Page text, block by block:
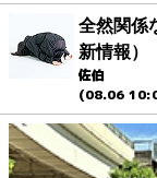
全然関係
新情報）
佐伯
(08.06